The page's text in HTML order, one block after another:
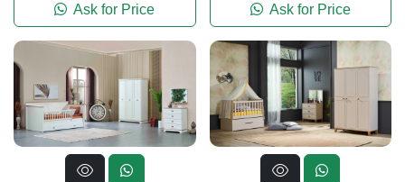
Ask for Price Ask for Price